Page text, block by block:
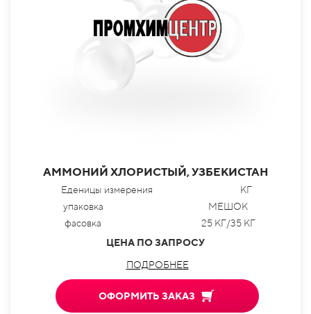
АММОНИЙ ХЛОРИСТЫЙ, УЗБЕКИСТАН
Еденицы измерения
КГ
упаковка
МЕШОК
фасовка
25 КГ/35 КГ
ЦЕНА ПО ЗАПРОСУ
ПОДРОБНЕЕ
ОФОРМИТЬ ЗАКАЗ